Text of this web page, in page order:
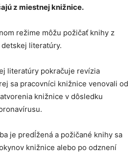
z miestnej knižnice.
režime môžu požičať knihy z
literatúry.
literatúry pokračuje revízia
sa pracovníci knižnice venovali od
knižnice v dôsledku
je predĺžená a požičané knihy sa
knižnice alebo po odznení